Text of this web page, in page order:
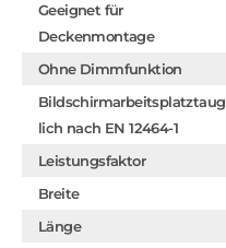
Geeignet für
Deckenmontage
Ohne Dimmfunktion
Bildschirmarbeitsplatztaug
lich nach EN 12464-1
Leistungsfaktor
Breite
Länge